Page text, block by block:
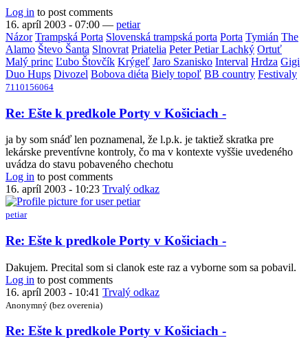
Log in to post comments
16. apríl 2003 - 07:00 — petiar
Názor Trampská Porta Slovenská trampská porta Porta Tymián The
Alamo Števo Šanta Slnovrat Priatelia Peter Petiar Lachký Ortuť
Malý princ Ľubo Štovčík Krýgeľ Jaro Szanisko Interval Hrdza Gigi
Duo Hups Divozel Bobova diéta Biely topoľ BB country Festivaly
7110156064
Re: Ešte k predkole Porty v Košiciach -
ja by som snáď len poznamenal, že l.p.k. je taktiež skratka pre
lekárske preventívne kontroly, čo ma v kontexte vyššie uvedeného
uvádza do stavu pobaveného chechotu
Log in to post comments
16. apríl 2003 - 10:23 Trvalý odkaz
petiar
In
reply
to
Re:
Ešte
k
predkole
Porty
v
Re: Ešte k predkole Porty v Košiciach -
Dakujem. Precital som si clanok este raz a vyborne som sa pobavil.
Log in to post comments
16. apríl 2003 - 10:41 Trvalý odkaz
Anonymný (bez overenia)
In
reply
Re: Ešte k predkole Porty v Košiciach -